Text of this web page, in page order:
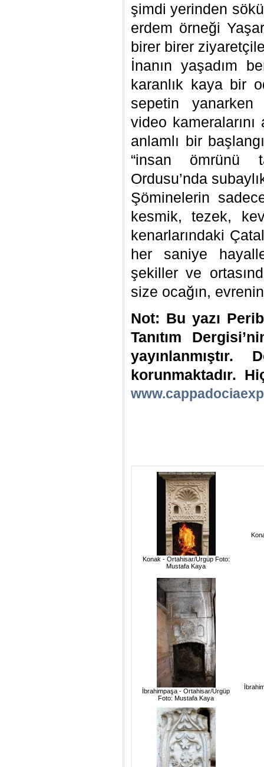
şimdi yerinden
erdem örneği
birer birer
İnanın yaşadım
karanlık kaya bir
sepetin yanarken
video
anlamlı bir
“insan ömrünü
Ordusu’nda
Şöminelerin
kesmik, tezek,
kenarlarındaki
her saniye
şekiller ve
size ocağın,
Not: Bu yazı
Tanıtım
korunmaktadır.
Konak - Ortahisar/Ürgüp Foto:
Mustafa Kaya
İbrahimpaşa - Ortahisar/Ürgüp
Foto: Mustafa Kaya